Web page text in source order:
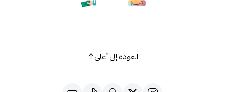
العودة إلى أعلى